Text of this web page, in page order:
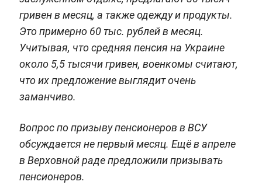
гривен в месяц, а также одежду и продукты.
Это примерно 60 тыс. рублей в месяц.
Учитывая, что средняя пенсия на Украине
около 5,5 тысячи гривен, военкомы считают,
что их предложение выглядит очень
заманчиво.
Вопрос по призыву пенсионеров в ВСУ
обсуждается не первый месяц. Ещё в апреле
в Верховной раде предложили призывать
пенсионеров.